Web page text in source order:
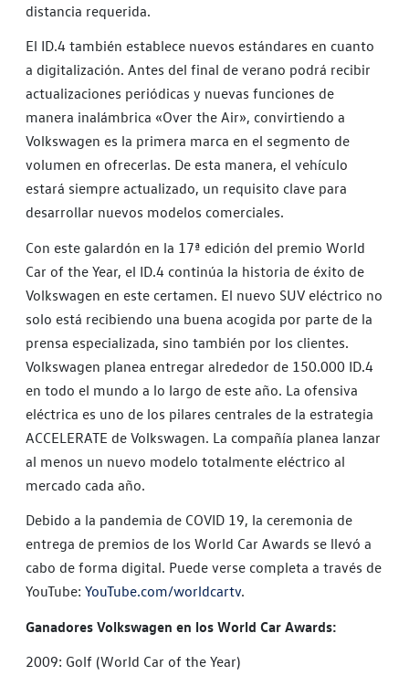
distancia requerida.
El ID.4 también establece nuevos estándares en cuanto
a digitalización. Antes del final de verano podrá recibir
actualizaciones periódicas y nuevas funciones de
manera inalámbrica «Over the Air», convirtiendo a
Volkswagen es la primera marca en el segmento de
volumen en ofrecerlas. De esta manera, el vehículo
estará siempre actualizado, un requisito clave para
desarrollar nuevos modelos comerciales.
Con este galardón en la 17ª edición del premio World
Car of the Year, el ID.4 continúa la historia de éxito de
Volkswagen en este certamen. El nuevo SUV eléctrico no
solo está recibiendo una buena acogida por parte de la
prensa especializada, sino también por los clientes.
Volkswagen planea entregar alrededor de 150.000 ID.4
en todo el mundo a lo largo de este año. La ofensiva
eléctrica es uno de los pilares centrales de la estrategia
ACCELERATE de Volkswagen. La compañía planea lanzar
al menos un nuevo modelo totalmente eléctrico al
mercado cada año.
Debido a la pandemia de COVID 19, la ceremonia de
entrega de premios de los World Car Awards se llevó a
cabo de forma digital. Puede verse completa a través de
YouTube: YouTube.com/worldcartv.
Ganadores Volkswagen en los World Car Awards:
2009: Golf (World Car of the Year)